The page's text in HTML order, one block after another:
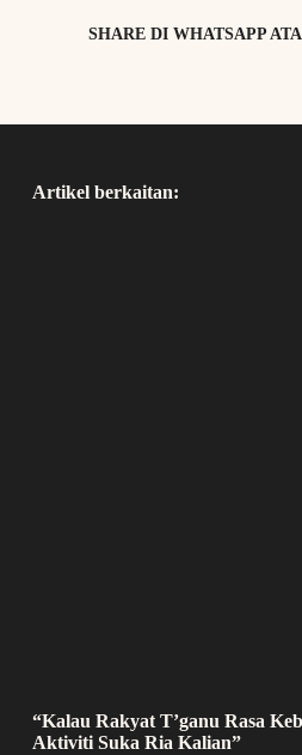
SHARE DI WHATSAPP
Artikel berkaitan:
“Kalau Rakyat T’ganu Rasa
Aktiviti Suka Ria Kalian”